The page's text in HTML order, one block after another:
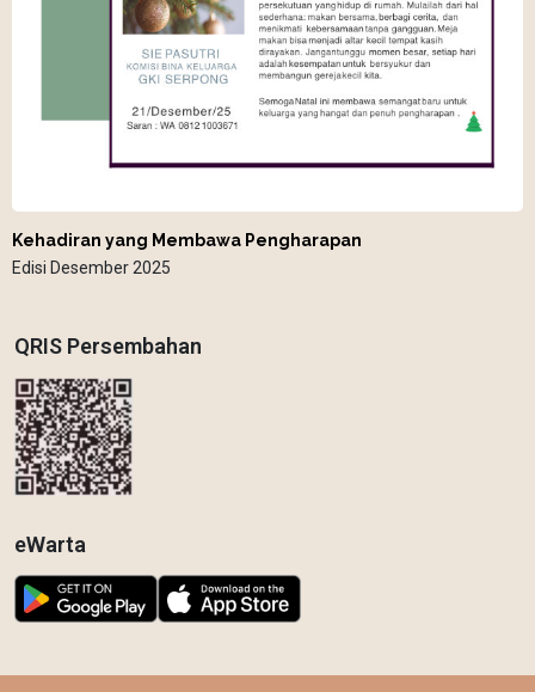
Kehadiran yang Membawa Pengharapan
Edisi Desember 2025
QRIS Persembahan
eWarta